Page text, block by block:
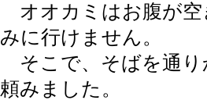
オオカミはお腹が空
みに行けません。
そこで、そばを通り
頼みました。